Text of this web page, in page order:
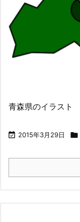
青森県のイラスト
 2015年3月29日 